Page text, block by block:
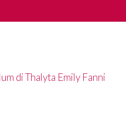
di Thalyta Emily Fanni